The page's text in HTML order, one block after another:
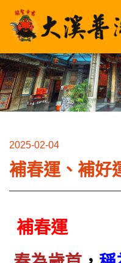
2025-02-04
補春運、補好
補春運